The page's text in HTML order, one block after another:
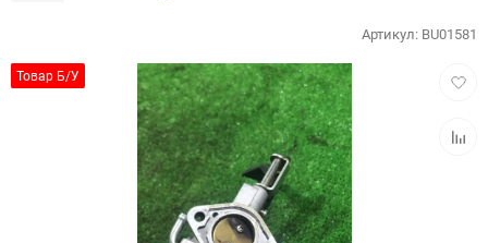
Товар Б/У
Артикул: BU01581